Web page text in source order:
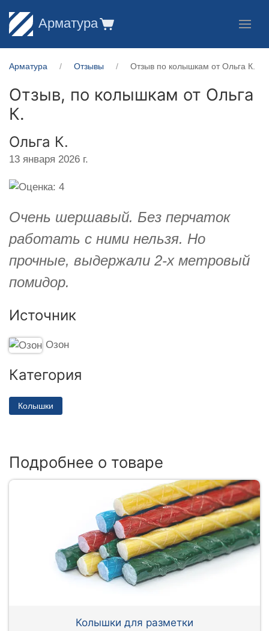
Арматура
Арматура Отзывы Отзыв по колышкам от Ольга К.
Отзыв, по колышкам от Ольга
К.
Ольга К.
13 января 2026 г.
Очень шершавый. Без перчаток
работать с ними нельзя. Но
прочные, выдержали 2-х метровый
помидор.
Источник
Озон
Категория
Колышки
Подробнее о товаре
Колышки для разметки